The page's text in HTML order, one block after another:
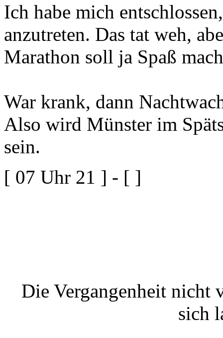
Ich habe mich
anzutreten. Das tat weh,
Marathon soll ja Spaß
War krank, dann
Also wird Münster im
sein.
[ 07 Uhr 21 ] - [ ]
Die Vergangenheit nicht
sich